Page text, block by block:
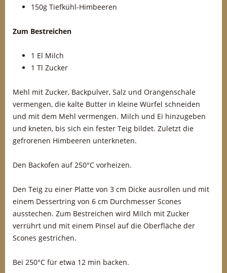
150g Tiefkühl-Himbeeren
Zum Bestreichen
1 El Milch
1 Tl Zucker
Mehl mit Zucker, Backpulver, Salz und Orangenschale
vermengen, die kalte Butter in kleine Würfel schneiden
und mit dem Mehl vermengen. Milch und Ei hinzugeben
und kneten, bis sich ein fester Teig bildet. Zuletzt die
gefrorenen Himbeeren unterkneten.
Den Backofen auf 250°C vorheizen.
Den Teig zu einer Platte von 3 cm Dicke ausrollen und mit
einem Dessertring von 6 cm Durchmesser Scones
ausstechen. Zum Bestreichen wird Milch mit Zucker
verrührt und mit einem Pinsel auf die Oberfläche der
Scones gestrichen.
Bei 250°C für etwa 12 min backen.